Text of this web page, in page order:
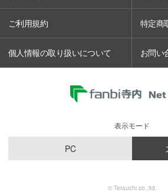
ご利用規約 特定商
個人情報の取り扱いについて お問い
表示モード
PC
© Terauchi co.,ltd.